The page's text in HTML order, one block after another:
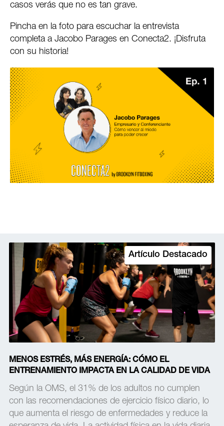
casos verás que no es tan grave.
Pincha en la foto para escuchar la entrevista
completa a Jacobo Parages en Conecta2. ¡Disfruta
con su historia!
Artículo Destacado
MENOS ESTRÉS, MÁS ENERGÍA: CÓMO EL
ENTRENAMIENTO IMPACTA EN LA CALIDAD DE VIDA
Según la OMS, el 31% de los adultos no cumplen
con las recomendaciones de ejercicio físico diario, lo
que aumenta el riesgo de enfermedades y reduce la